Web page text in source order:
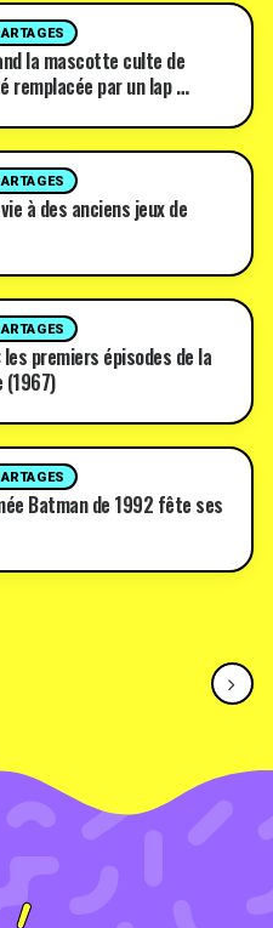
la mascotte culte de
remplacée par un lap …
à des anciens jeux de
les premiers épisodes de la
(1967)
Batman de 1992 fête ses